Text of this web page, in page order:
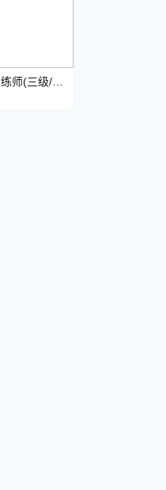
【2026·火爆】人工智能训练师(三级/高级)